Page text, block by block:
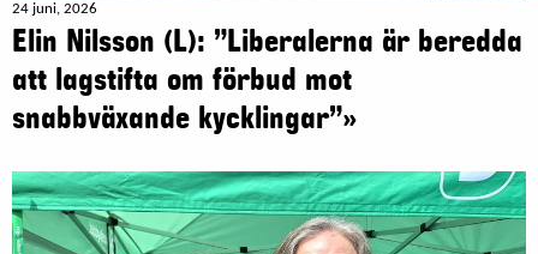
24 juni, 2026
Elin Nilsson (L): ”Liberalerna är beredda
att lagstifta om förbud mot
snabbväxande kycklingar”»